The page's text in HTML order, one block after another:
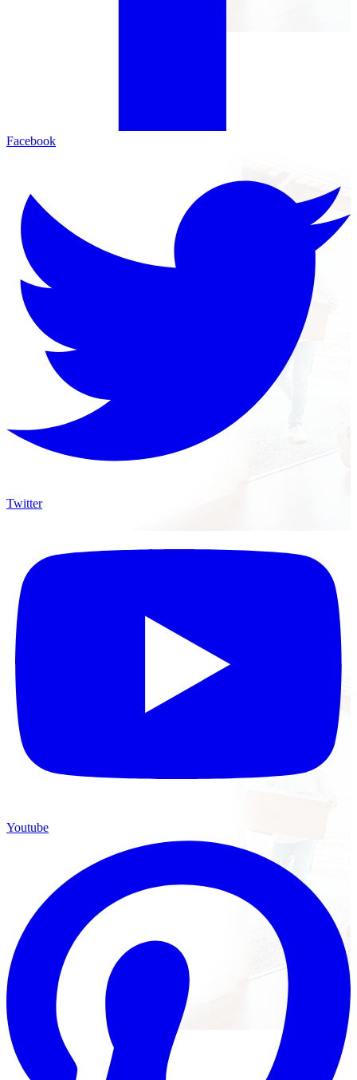
Facebook
Twitter
Youtube